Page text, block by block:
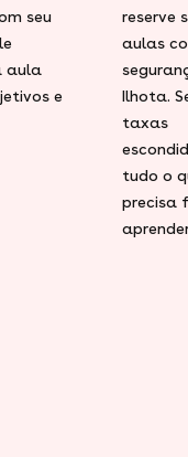
seu
aula
e
reserve
aulas
Ilhota.
taxas
tudo o
precisa